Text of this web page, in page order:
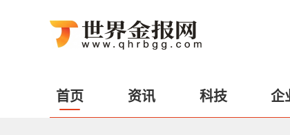
首页 资讯 科技 企